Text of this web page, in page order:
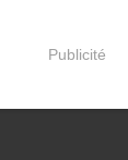
Publicité